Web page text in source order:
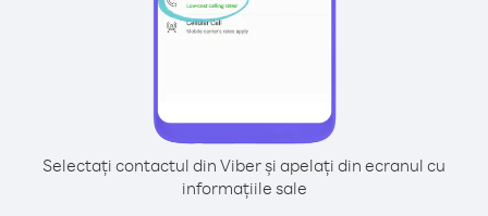
Selectați contactul din Viber și apelați din ecranul cu
informațiile sale